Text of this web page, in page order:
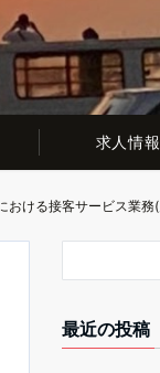
求人情報
最近の投稿